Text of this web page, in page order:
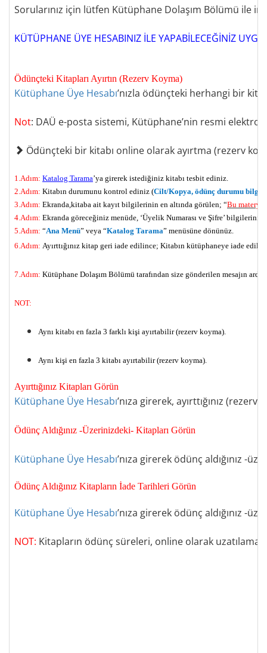
Sorularınız için lütfen Kütüphane Dolaşım Bölümü ile
KÜTÜPHANE ÜYE HESABINIZ İLE YAPABİLECEĞİNİZ
Ödünçteki Kitapları Ayırtın (Rezerv Koyma)
Kütüphane Üye Hesabı’nızla ödünçteki herhangi bir
Not: DAÜ e-posta sistemi, Kütüphane’nin resmi
Ödünçteki bir kitabı online olarak ayırtma (rezerv
1.Adım: Katalog Tarama’ya girerek istediğiniz kitabı tesbit ediniz.
2.Adım: Kitabın durumunu kontrol ediniz (Cilt/Kopya, ödünç durumu
3.Adım: Ekranda kitaba ait kayıt bilgilerinin en altında görülen; “Bu
4.Adım: Ekranda göreceğiniz menüde , ‘Üyelik Numarası ve Şifre’
5.Adım: “Ana Menü” veya “Katalog Tarama” menüsüne dönünüz
6.Adım: Ayırttığınız kitap geri iade edilince; Kitabın kütüphaneye iade
7.Adım: Kütüphane Dolaşım Bölümü tarafından size gönderilen mesajın
NOT:
Aynı kitabı en fazla 3 farklı kişi ayırtabilir(rezerv koyma).
Aynı kişi en fazla 3 kitabı ayırtabilir(rezerv koyma).
Ayırttığınız Kitapları Görün
Kütüphane Üye Hesabı’nıza girerek, ayırttığınız (rezerv
Ödünç Aldığınız -Üzerinizdeki- Kitapları Görün
Kütüphane Üye Hesabı’nıza girerek ödünç aldığınız -
Ödünç Aldığınız Kitapların İade Tarihleri Görün
Kütüphane Üye Hesabı’nıza girerek ödünç aldığınız -
NOT: Kitapların ödünç süreleri, online olarak uzatılamaz